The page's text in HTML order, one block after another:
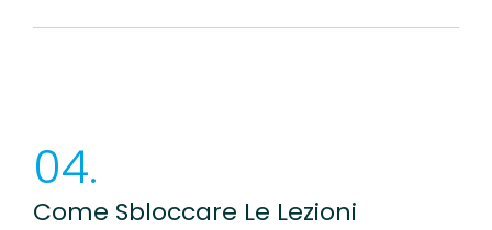
04.
Come Sbloccare Le Lezioni